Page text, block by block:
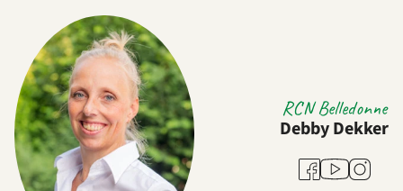
RCN Belledonne
Debby Dekker
Facebook
Youtube